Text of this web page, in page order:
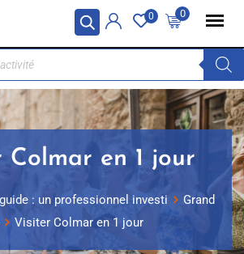
cookies 0
0
Colmar en 1 jour
: un professionnel investi
Grand
Visiter Colmar en 1 jour